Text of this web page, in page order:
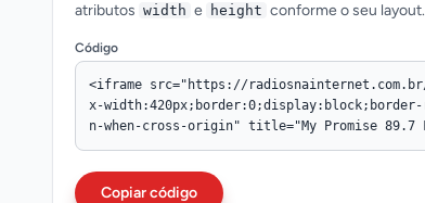
atributos width e height conforme o seu layout.
Código
Copiar código